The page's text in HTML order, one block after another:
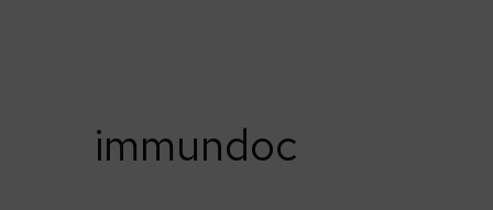
immundoc